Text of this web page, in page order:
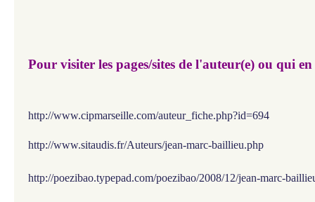
Pour visiter les pages/sites de l'auteur(e) ou qui
http://www.cipmarseille.com/auteur_fiche.php?id=694
http://www.sitaudis.fr/Auteurs/jean-marc-baillieu.php
http://poezibao.typepad.com/poezibao/2008/12/jean-marc-